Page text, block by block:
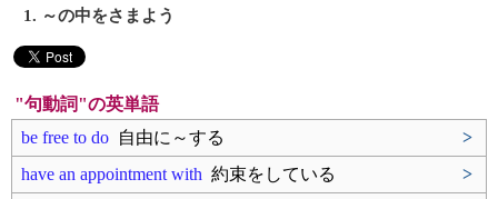
1. ～の中をさまよう
"句動詞"の英単語
be free to do 自由に～する
>
have an appointment with 約束をしている
>